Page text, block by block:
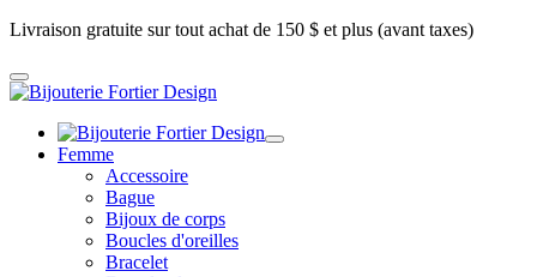
Livraison gratuite sur tout achat de 150 $ et plus (avant taxes)
Femme
Accessoire
Bague
Bijoux de corps
Boucles d'oreilles
Bracelet